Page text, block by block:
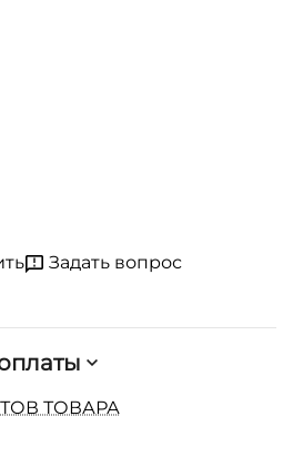
Задать вопрос
ТОВАРА